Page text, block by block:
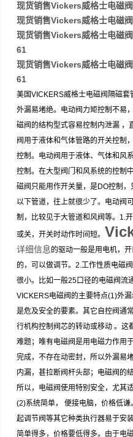
现货销售Vickers威格士电磁
现货销售Vickers威格士电磁
现货销售Vickers威格士电磁
61
现货销售Vickers威格士电磁
61
美国VICKERS威格士电磁阀隔磁
外漏易堵绝。电动阀力矩控制不易
磁阀的结构型式容易控制内泄漏 ，
阀用于液体和气体管路的开关控制
控制。电动阀用于液体、气体和风
控制。在大型阀门和风系统的控制
磁阀只能用作开关量，是DO控制
以下管道，往上就很少了。电动阀
制，比较见于大管道和风阀等。1.
或关，开关时动作时间短。
详细信息的驱动一般是用电机，
的，可以做调节。2.工作性质电磁
很小。比如一般25口径的电磁阀流
VICKERS电磁阀的主要特点(1)外
是危及安全的要素。其它自控阀通
行机构控制阀芯的转动或移动 。这
难题；唯有电磁阀是用电磁力作用
完成，不存在动密封，所以外漏易
内漏，甚拉断阀杆头部；电磁阀的
所以，电磁阀使用特别安全，尤其
(2)系统简单， 便接电脑，价格低
起调节阀等其它种类执行器易于安
简单得多，价格要低得多。由于电